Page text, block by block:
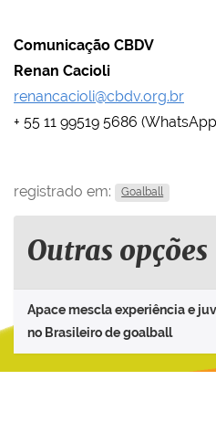
Comunicação CBDV
Renan Cacioli
renancacioli@cbdv.org.br
+ 55 11 99519 5686
registrado em: Goalball
Outras opções
Apace mescla experiência e
no Brasileiro de goalball